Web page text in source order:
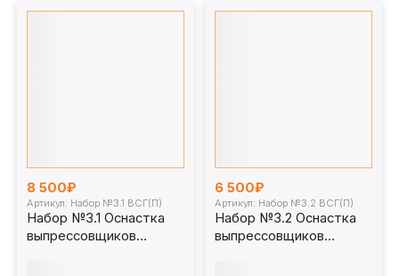
8 500₽
Артикул: Набор №3.1 ВСГ(П)
Набор №3.1 Оснастка
выпрессовщиков
6 500₽
Артикул: Набор №3.2 ВСГ(П)
Набор №3.2 Оснастка
выпрессовщиков